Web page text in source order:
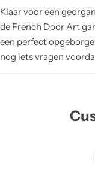
Klaar voor een
de French Door Art
een perfect
nog iets vragen